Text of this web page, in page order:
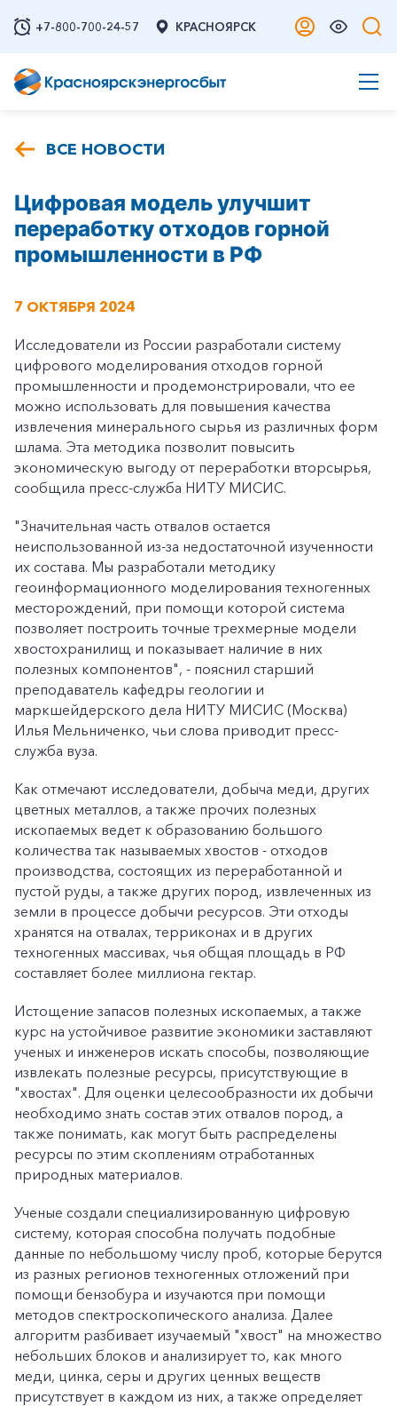
+7-800-700-24-57 КРАСНОЯРСК
ВСЕ НОВОСТИ
Цифровая модель улучшит
переработку отходов горной
промышленности в РФ
7 ОКТЯБРЯ 2024
Исследователи из России разработали систему
цифрового моделирования отходов горной
промышленности и продемонстрировали, что ее
можно использовать для повышения качества
извлечения минерального сырья из различных форм
шлама. Эта методика позволит повысить
экономическую выгоду от переработки вторсырья,
сообщила пресс-служба НИТУ МИСИС.
"Значительная часть отвалов остается
неиспользованной из-за недостаточной изученности
их состава. Мы разработали методику
геоинформационного моделирования техногенных
месторождений, при помощи которой система
позволяет построить точные трехмерные модели
хвостохранилищ и показывает наличие в них
полезных компонентов", - пояснил старший
преподаватель кафедры геологии и
маркшейдерского дела НИТУ МИСИС (Москва)
Илья Мельниченко, чьи слова приводит пресс-
служба вуза.
Как отмечают исследователи, добыча меди, других
цветных металлов, а также прочих полезных
ископаемых ведет к образованию большого
количества так называемых хвостов - отходов
производства, состоящих из переработанной и
пустой руды, а также других пород, извлеченных из
земли в процессе добычи ресурсов. Эти отходы
хранятся на отвалах, терриконах и в других
техногенных массивах, чья общая площадь в РФ
составляет более миллиона гектар.
Истощение запасов полезных ископаемых, а также
курс на устойчивое развитие экономики заставляют
ученых и инженеров искать способы, позволяющие
извлекать полезные ресурсы, присутствующие в
"хвостах". Для оценки целесообразности их добычи
необходимо знать состав этих отвалов пород, а
также понимать, как могут быть распределены
ресурсы по этим скоплениям отработанных
природных материалов.
Ученые создали специализированную цифровую
систему, которая способна получать подобные
данные по небольшому числу проб, которые берутся
из разных регионов техногенных отложений при
помощи бензобура и изучаются при помощи
методов спектроскопического анализа. Далее
алгоритм разбивает изучаемый "хвост" на множество
небольших блоков и анализирует то, как много
меди, цинка, серы и других ценных веществ
присутствует в каждом из них, а также определяет